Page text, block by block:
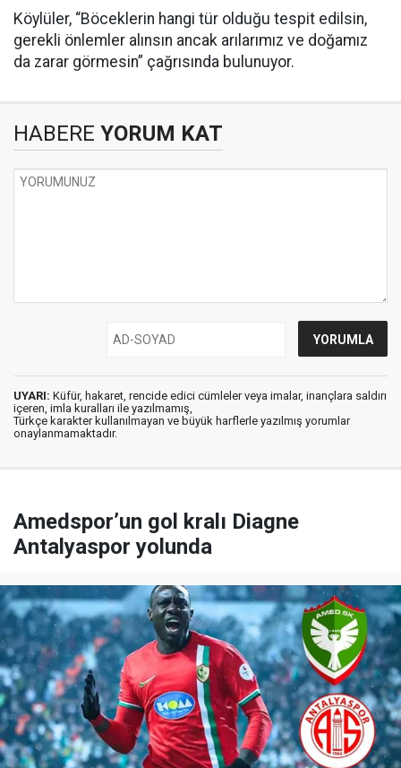
Köylüler, “Böceklerin hangi tür olduğu tespit edilsin,
gerekli önlemler alınsın ancak arılarımız ve doğamız
da zarar görmesin” çağrısında bulunuyor.
HABERE YORUM KAT
UYARI: Küfür, hakaret, rencide edici cümleler veya imalar, inançlara saldırı
içeren, imla kuralları ile yazılmamış,
Türkçe karakter kullanılmayan ve büyük harflerle yazılmış yorumlar
onaylanmamaktadır.
Amedspor’un gol kralı Diagne
Antalyaspor yolunda